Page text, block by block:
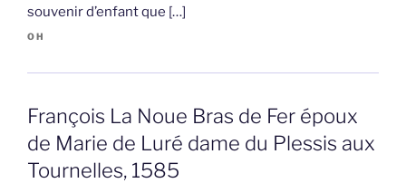
souvenir d’enfant que […]
OH
François La Noue Bras de Fer époux
de Marie de Luré dame du Plessis aux
Tournelles, 1585